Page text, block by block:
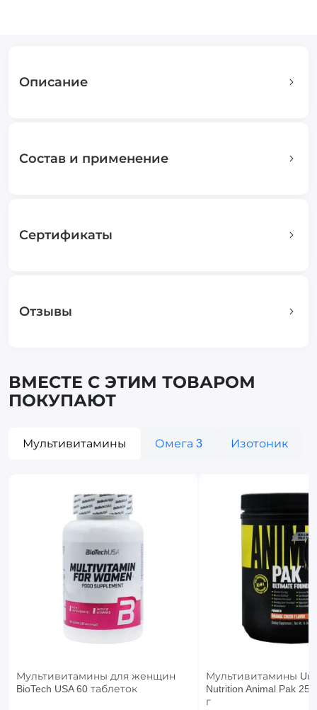
Описание
Состав и применение
Сертификаты
Отзывы
ВМЕСТЕ С ЭТИМ ТОВАРОМ
ПОКУПАЮТ
Мультивитамины Омега 3 Изотоник
Мультивитамины для женщин
BioTech USA 60 таблеток
Мультивитамины
Nutrition Animal Pak
г